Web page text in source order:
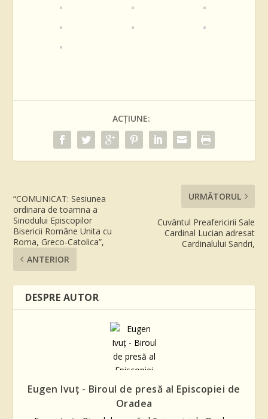
ACȚIUNE:
“COMUNICAT: Sesiunea
ordinara de toamna a
Sinodului Episcopilor
Bisericii Române Unita cu
Roma, Greco-Catolica”,
ANTERIOR
URMĂTORUL
Cuvântul Preafericirii Sale
Cardinal Lucian adresat
Cardinalului Sandri,
DESPRE AUTOR
Eugen Ivuţ - Biroul de presă al Episcopiei de
Oradea